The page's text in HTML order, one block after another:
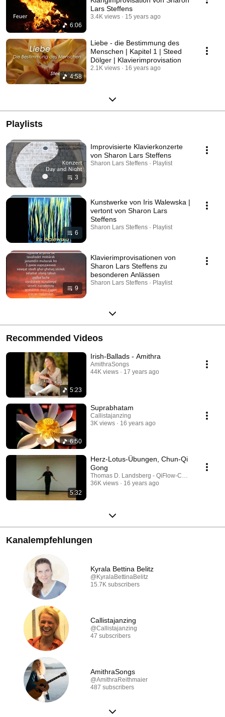
6:06
Lars Steffens
3.4K views 15 years ago
4:58
Liebe - die Bestimmung des
Menschen | Kapitel 1 | Steed
Dölger | Klavierimprovisation
2.1K views 16 years ago
Playlists
3
Improvisierte Klavierkonzerte
von Sharon Lars Steffens
Sharon Lars Steffens · Playlist
6
Kunstwerke von Iris Walewska |
vertont von Sharon Lars
Steffens
Sharon Lars Steffens · Playlist
9
Klavierimprovisationen von
Sharon Lars Steffens zu
besonderen Anlässen
Sharon Lars Steffens · Playlist
Recommended Videos
5:23
Irish-Ballads - Amithra
AmithraSongs
44K views
17 years ago
6:50
Suprabhatam
Callistajanzing
3K views
16 years ago
5:32
Herz-Lotus-Übungen, Chun-Qi
Gong
Thomas D. Landsberg - QiFlow-Consulting
36K views
16 years ago
Kanalempfehlungen
Kyrala Bettina Belitz
@KyralaBettinaBelitz
15.7K subscribers
Callistajanzing
@Callistajanzing
47 subscribers
AmithraSongs
@AmithraReithmaier
487 subscribers